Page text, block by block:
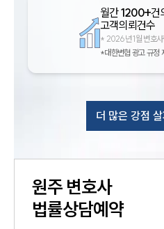
월간1200+건
고객의뢰건수
* 2026년 1월 변호
*대한변협 광고 규정
더 많은 강점 살
원주 변호사
법률상담예약